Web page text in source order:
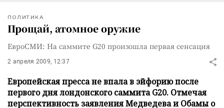
ПОЛИТИКА
Прощай, атомное оружие
ЕвроСМИ: На саммите G20 произошла первая сенсация
2 апреля 2009, 12:37
Европейская пресса не впала в эйфорию после
первого дня лондонского саммита G20. Отмечая
перспективность заявления Медведева и Обамы о